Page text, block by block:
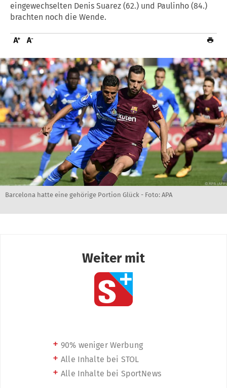
eingewechselten Denis Suarez (62.) und Paulinho (84.)
brachten noch die Wende.
Barcelona hatte eine gehörige Portion Glück - Foto: APA